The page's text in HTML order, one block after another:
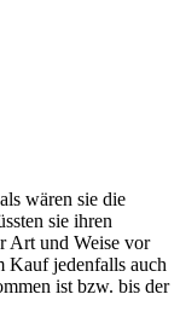
wären sie die
sie ihren
Art und Weise vor
Kauf jedenfalls auch
ist bzw. bis der